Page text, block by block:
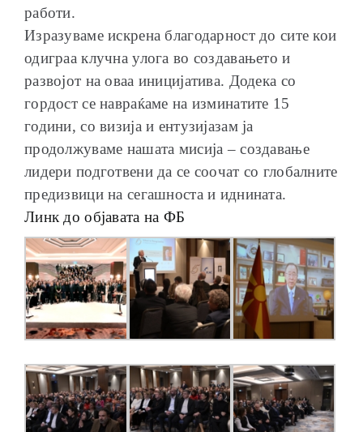
работи.
Изразуваме искрена благодарност до сите кои
одиграа клучна улога во создавањето и
развојот на оваа иницијатива. Додека со
гордост се навраќаме на изминатите 15
години, со визија и ентузијазам ја
продолжуваме нашата мисија – создавање
лидери подготвени да се соочат со глобалните
предизвици на сегашноста и иднината.
Линк до објавата на ФБ